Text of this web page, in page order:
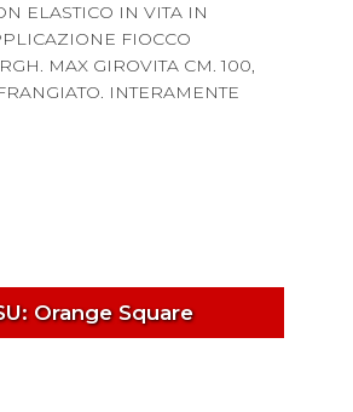
ELASTICO IN VITA IN
FIOCCO
MAX GIROVITA CM. 100,
INTERAMENTE
Orange Square